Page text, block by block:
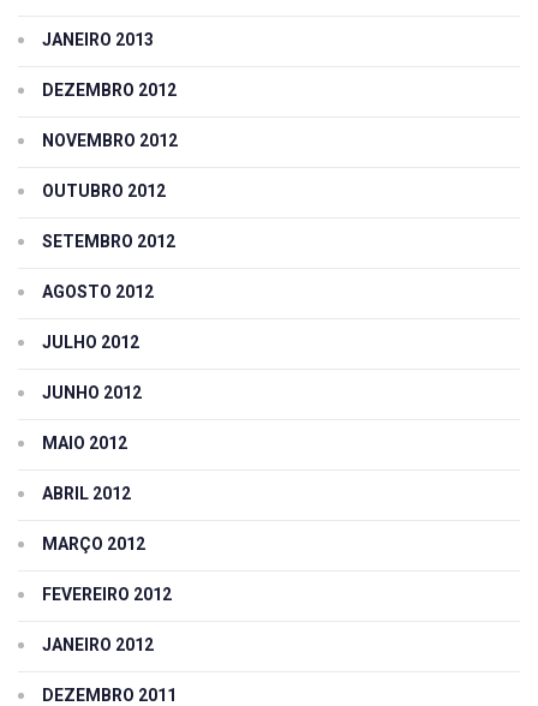
JANEIRO 2013
DEZEMBRO 2012
NOVEMBRO 2012
OUTUBRO 2012
SETEMBRO 2012
AGOSTO 2012
JULHO 2012
JUNHO 2012
MAIO 2012
ABRIL 2012
MARÇO 2012
FEVEREIRO 2012
JANEIRO 2012
DEZEMBRO 2011